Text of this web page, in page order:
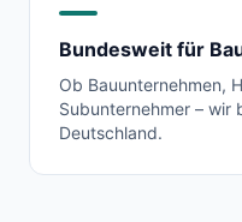
Bundesweit für
Ob Bauunternehmen,
Subunternehmer – wir
Deutschland.